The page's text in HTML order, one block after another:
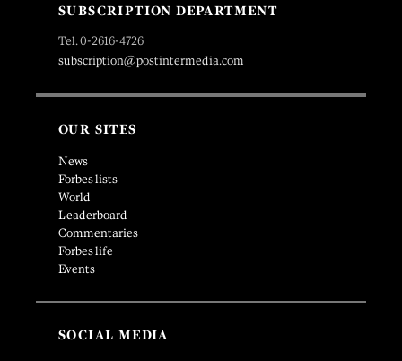
SUBSCRIPTION DEPARTMENT
Tel. 0-2616-4726
subscription@postintermedia.com
OUR SITES
News
Forbes lists
World
Leaderboard
Commentaries
Forbes life
Events
SOCIAL MEDIA